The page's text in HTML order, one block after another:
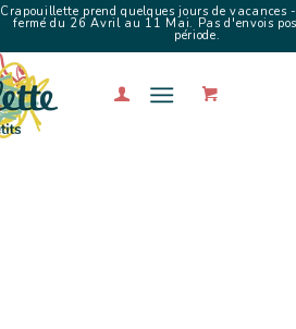
Crapouillette prend quelques jours de vacances
fermé du 26 Avril au 11 Mai. Pas d'envois
période.